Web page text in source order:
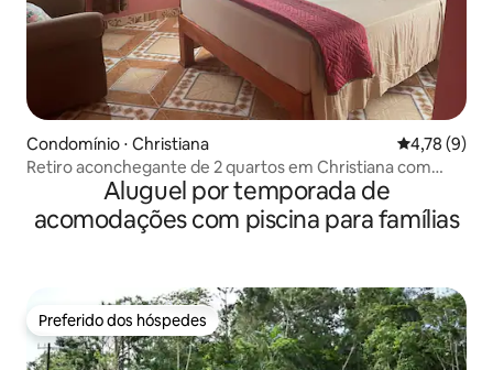
Condomínio ⋅ Christiana 4,78 de
4,78 (9)
Retiro aconchegante de 2 quartos em Christiana com
vista para a montanha
Aluguel por temporada de
acomodações com piscina para famílias
Preferido dos hóspedes
Preferido dos hóspedes